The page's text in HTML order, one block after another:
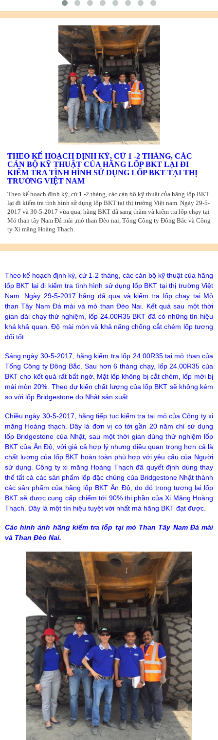
THEO KẾ HOẠCH ĐỊNH KỲ, CỨ 1 -2 THÁNG, CÁC
CÁN BỘ KỸ THUẬT CỦA HÃNG LỐP BKT LẠI ĐI
KIỂM TRA TÌNH HÌNH SỬ DỤNG LỐP BKT TẠI THỊ
TRƯỜNG VIỆT NAM
Theo kế hoạch định kỳ, cứ 1 -2 tháng, các cán bộ kỹ thuật của hãng lốp BKT
lại đi kiểm tra tình hình sử dụng lốp BKT tại thị trường Việt nam. Ngày 29-5-
2017 và 30-5-2017 vừa qua, hãng BKT đã sang thăm và kiểm tra lốp chạy tại
Mỏ than tây Nam Đá mài ,mỏ than Đèo nai, Tổng Công ty Đông Bắc và Công
ty Xi măng Hoàng Thạch.
Theo kế hoạch định kỳ, cứ 1-2 tháng, các cán bộ kỹ thuật của hãng
lốp BKT lại đi kiểm tra tình hình sử dụng lốp BKT tại thị trường Việt
Nam. Ngày 29-5-2017 hãng đã qua và kiểm tra lốp chạy tại Mỏ
than Tây Nam Đá mài và mỏ than Đèo Nai. Kết quả sau một thời
gian dài chạy thử nghiệm, lốp 24.00R35 BKT đã có những tín hiệu
khá khả quan. Độ mài mòn và khả năng chống cắt chém lốp tương
đối tốt.
Sáng ngày 30-5-2017, hãng kiểm tra lốp 24.00R35 tại mỏ than của
Tổng Công ty Đông Bắc. Sau hơn 6 tháng chạy, lốp 24.00R35 của
BKT cho kết quả rất bất ngờ. Mặt lốp không bị cắt chém, lốp mới bị
mài mòn 20%. Theo dự kiến chất lượng của lốp BKT sẽ không kém
so với lốp Bridgestone do Nhật sản xuất.
Chiều ngày 30-5-2017, hãng tiếp tục kiểm tra tại mỏ của Công ty xi
măng Hoàng thạch. Đây là đơn vị có tới gần 20 năm chỉ sử dụng
lốp Bridgestone của Nhật, sau một thời gian dùng thử nghiệm lốp
BKT của Ấn Độ, với giá cả hợp lý nhưng điều quan trọng hơn cả là
chất lượng của lốp BKT hoàn toàn phù hợp với yêu cẩu của Người
sử dụng. Công ty xi măng Hoàng Thạch đã quyết định dùng thay
thế tất cả các sản phẩm lốp đặc chủng của Bridgestone Nhật thành
các sản phẩm của hãng lốp BKT Ấn Độ, do đó trong tương lai lốp
BKT sẽ được cung cấp chiểm tới 90% thị phần của Xi Măng Hoàng
Thạch. Đây là một tín hiệu tuyệt vời nhất mà hãng BKT đạt được.
Các hình ảnh hãng kiểm tra lốp tại mỏ Than Tây Nam Đá mài
và Than Đèo Nai.